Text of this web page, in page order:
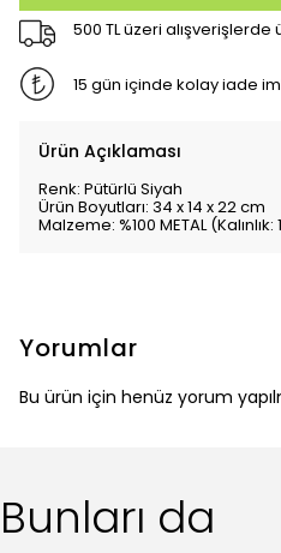
500 TL üzeri
15 gün içinde kolay iade
Ürün Açıklaması
Renk: Pütürlü Siyah
Ürün Boyutları: 34 x 14 x 22 cm
Malzeme: %100 METAL (Kalınlık:
Yorumlar
Bu ürün için henüz yorum
Bunları da